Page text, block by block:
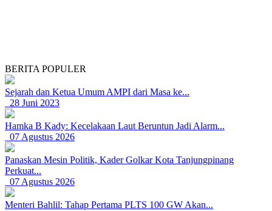
BERITA POPULER
Sejarah dan Ketua Umum AMPI dari Masa ke...
28 Juni 2023
Hamka B Kady: Kecelakaan Laut Beruntun Jadi Alarm...
07 Agustus 2026
Panaskan Mesin Politik, Kader Golkar Kota Tanjungpinang
Perkuat...
07 Agustus 2026
Menteri Bahlil: Tahap Pertama PLTS 100 GW Akan...